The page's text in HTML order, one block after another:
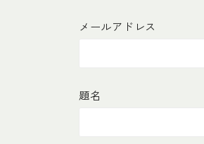
メールアドレス
題名